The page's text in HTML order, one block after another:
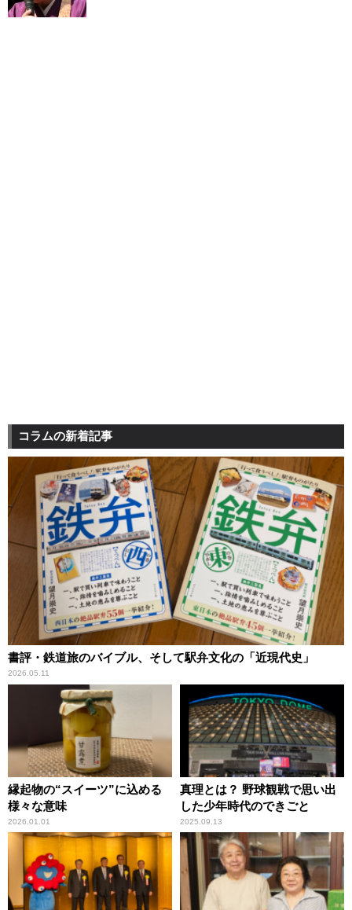
コラムの新着記事
書評・鉄道旅のバイブル、そして駅弁文化の「近現代史」
2026.05.11
縁起物の“スイーツ”に込める
様々な意味
2026.01.01
真理とは？ 野球観戦で思い出
した少年時代のできごと
2025.09.13